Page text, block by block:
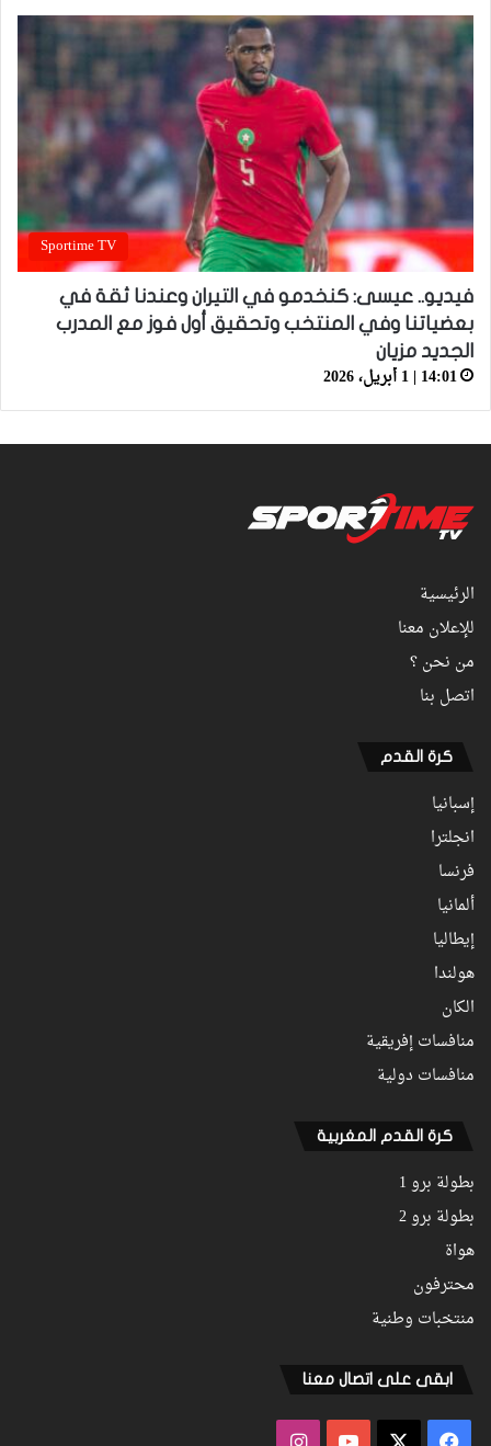
Sportime TV
فيديو.. عيسى: كنخدمو في التيران وعندنا ثقة في
بعضياتنا وفي المنتخب وتحقيق أول فوز مع المدرب
الجديد مزيان
14:01 | 1 أبريل، 2026
الرئيسية
للإعلان معنا
من نحن ؟
اتصل بنا
كرة القدم
إسبانيا
انجلترا
فرنسا
ألمانيا
إيطاليا
هولندا
الكان
منافسات إفريقية
منافسات دولية
كرة القدم المغربية
بطولة برو 1
بطولة برو 2
هواة
محترفون
منتخبات وطنية
ابقى على اتصال معنا